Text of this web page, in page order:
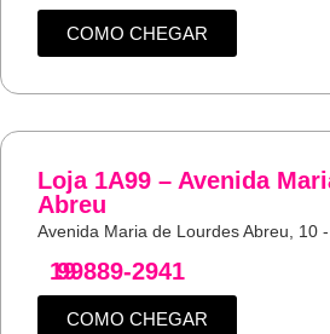
COMO CHEGAR
Loja 1A99 – Avenida
Abreu
Avenida Maria de Lourdes Abreu, 10
19
99889-2941
COMO CHEGAR